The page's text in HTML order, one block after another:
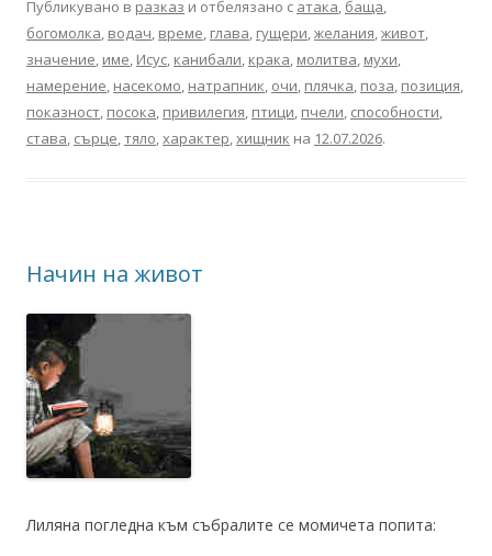
Публикувано в разказ и отбелязано с атака, баща,
богомолка, водач, време, глава, гущери,желания,живот,
значение, име, Исус, канибали, крака, молитва, мухи,
намерение, насекомо, натрапник, очи, плячка, поза, позиция,
показност, посока, привилегия, птици, пчели, способности,
става, сърце,тяло,характер,хищник на 12.07.2026.
Начин на живот
Лиляна погледна към събралите се момичета попита: